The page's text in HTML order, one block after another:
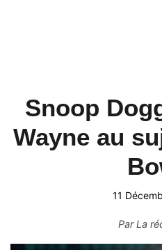
Snoop
Wayne au
11
ParLa